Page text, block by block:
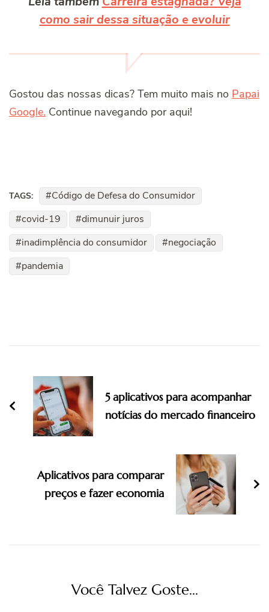
como sair dessa situação e evoluir
Gostou das nossas dicas? Tem muito mais no Papai
Google. Continue navegando por aqui!
TAGS:
Código de Defesa do Consumidor
covid-19
dimunuir juros
inadimplência do consumidor
negociação
pandemia
Navigation
5 aplicativos para acompanhar
notícias do mercado financeiro
Aplicativos para comparar
preços e fazer economia
Você Talvez Goste...